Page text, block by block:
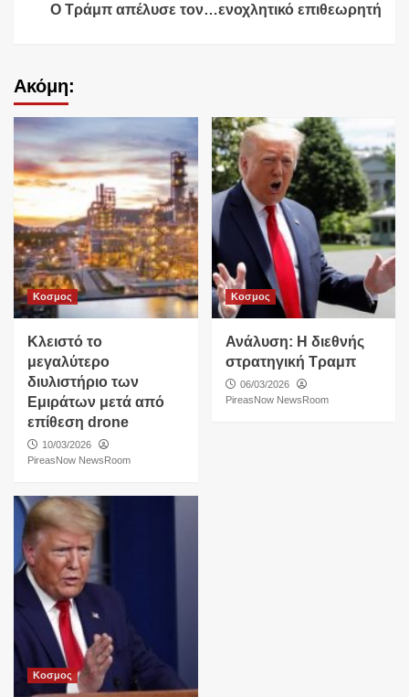
Ο Τράμπ απέλυσε τον…ενοχλητικό επιθεωρητή
Ακόμη:
Κοσμος
Κλειστό το
μεγαλύτερο
διυλιστήριο των
Εμιράτων μετά από
επίθεση drone
10/03/2026
PireasNow NewsRoom
Κοσμος
Ανάλυση: Η διεθνής
στρατηγική Τραμπ
06/03/2026
PireasNow NewsRoom
Κοσμος